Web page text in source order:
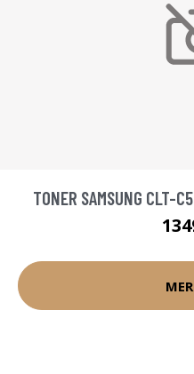
TONER SAMSUNG CLT-